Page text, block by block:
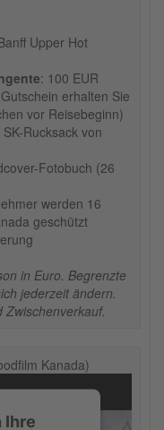
Upper Hot
: 100 EUR
erhalten Sie
vor Reisebeginn)
Rucksack von
Fotobuch (26
werden 16
geschützt
in Euro. Begrenzte
jederzeit ändern.
Zwischenverkauf.
Kanada)
Ihre